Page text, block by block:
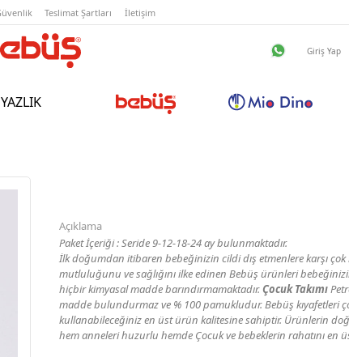
Hakkımızda Gizlilik ve Güvenlik
YAZLIK
Açıklama
Paket İçeriği : Seride 9-12-18-24 ay bulunmaktadır.
İlk doğumdan itibaren bebeğinizin cildi dış etmenlere karşı
mutluluğunu ve sağlığını ilke edinen Bebüş ürünleri
hiçbir kimyasal madde barındırmamaktadır. Çocuk Takımı
madde bulundurmaz ve % 100 pamukludur. Bebüş kıyafetleri
kullanabileceğiniz en üst ürün kalitesine sahiptir. Ürünlerin
hem anneleri huzurlu hemde Çocuk ve bebeklerin rahatını en